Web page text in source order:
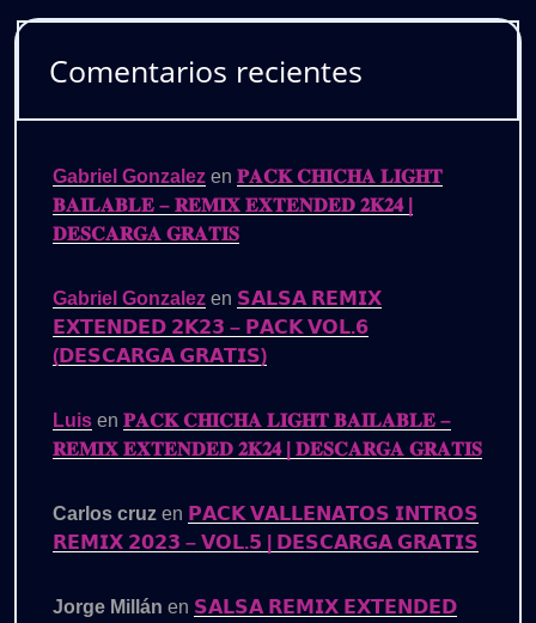
Comentarios recientes
Gabriel Gonzalez en 𝐏𝐀𝐂𝐊 𝐂𝐇𝐈𝐂𝐇𝐀 𝐋𝐈𝐆𝐇𝐓
𝐁𝐀𝐈𝐋𝐀𝐁𝐋𝐄 – 𝐑𝐄𝐌𝐈𝐗 𝐄𝐗𝐓𝐄𝐍𝐃𝐄𝐃 𝟐𝐊𝟐𝟒 |
𝐃𝐄𝐒𝐂𝐀𝐑𝐆𝐀 𝐆𝐑𝐀𝐓𝐈𝐒
Gabriel Gonzalez en 𝗦𝗔𝗟𝗦𝗔 𝗥𝗘𝗠𝗜𝗫
𝗘𝗫𝗧𝗘𝗡𝗗𝗘𝗗 𝟮𝗞𝟮𝟯 – 𝗣𝗔𝗖𝗞 𝗩𝗢𝗟.𝟲
(𝗗𝗘𝗦𝗖𝗔𝗥𝗚𝗔 𝗚𝗥𝗔𝗧𝗜𝗦)
Luis en 𝐏𝐀𝐂𝐊 𝐂𝐇𝐈𝐂𝐇𝐀 𝐋𝐈𝐆𝐇𝐓 𝐁𝐀𝐈𝐋𝐀𝐁𝐋𝐄 –
𝐑𝐄𝐌𝐈𝐗 𝐄𝐗𝐓𝐄𝐍𝐃𝐄𝐃 𝟐𝐊𝟐𝟒 | 𝐃𝐄𝐒𝐂𝐀𝐑𝐆𝐀 𝐆𝐑𝐀𝐓𝐈𝐒
Carlos cruz en 𝗣𝗔𝗖𝗞 𝗩𝗔𝗟𝗟𝗘𝗡𝗔𝗧𝗢𝗦 𝗜𝗡𝗧𝗥𝗢𝗦
𝗥𝗘𝗠𝗜𝗫 𝟮𝟬𝟮𝟯 – 𝗩𝗢𝗟.𝟱 | 𝗗𝗘𝗦𝗖𝗔𝗥𝗚𝗔 𝗚𝗥𝗔𝗧𝗜𝗦
Jorge Millán en 𝗦𝗔𝗟𝗦𝗔 𝗥𝗘𝗠𝗜𝗫 𝗘𝗫𝗧𝗘𝗡𝗗𝗘𝗗